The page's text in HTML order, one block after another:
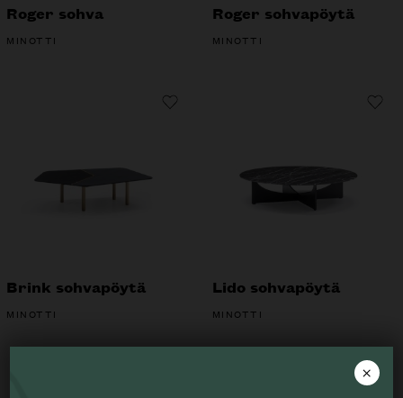
Roger sohva
MINOTTI
Roger sohvapöytä
MINOTTI
Brink sohvapöytä
MINOTTI
Lido sohvapöytä
MINOTTI
×